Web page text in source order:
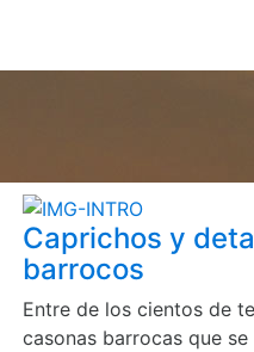
Caprichos y
barrocos
Entre de los cientos de
casonas barrocas que se